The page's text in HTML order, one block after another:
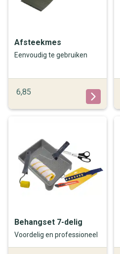
Afsteekmes
Eenvoudig te gebruiken
6,85
Behangset 7-delig
Voordelig en professioneel